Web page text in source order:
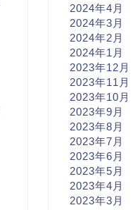
2024年4月
2024年3月
2024年2月
2024年1月
2023年12月
2023年11月
2023年10月
2023年9月
2023年8月
2023年7月
2023年6月
2023年5月
2023年4月
2023年3月